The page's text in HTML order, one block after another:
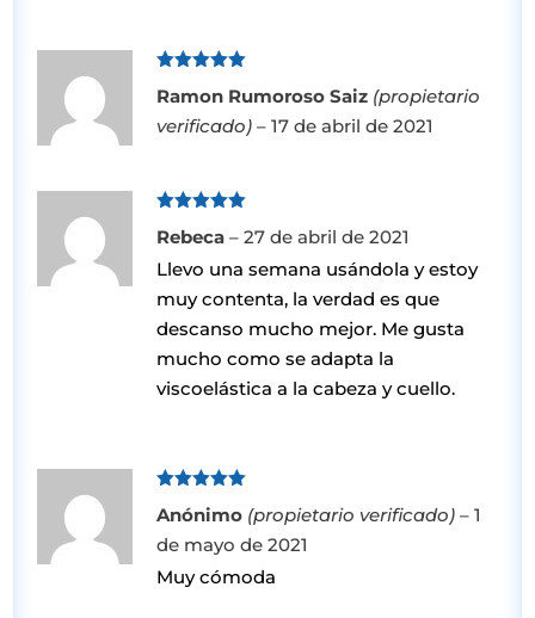
con5de 5
Ramon Rumoroso Saiz (propietario
verificado) – 17 de abril de 2021
con5de 5
Rebeca– 27 de abril de 2021
Llevo una semana usándola y estoy
muy contenta, la verdad es que
descanso mucho mejor. Me gusta
mucho como se adapta la
viscoelástica a la cabeza y cuello.
con5de 5
Anónimo (propietario verificado) – 1
de mayo de 2021
Muy cómoda